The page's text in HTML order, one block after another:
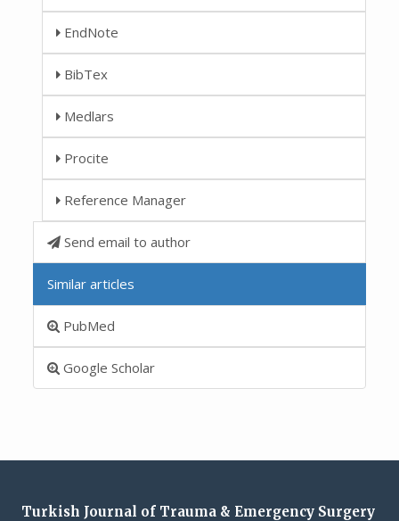
EndNote
BibTex
Medlars
Procite
Reference Manager
Send email to author
Similar articles
PubMed
Google Scholar
Turkish Journal of Trauma & Emergency Surgery